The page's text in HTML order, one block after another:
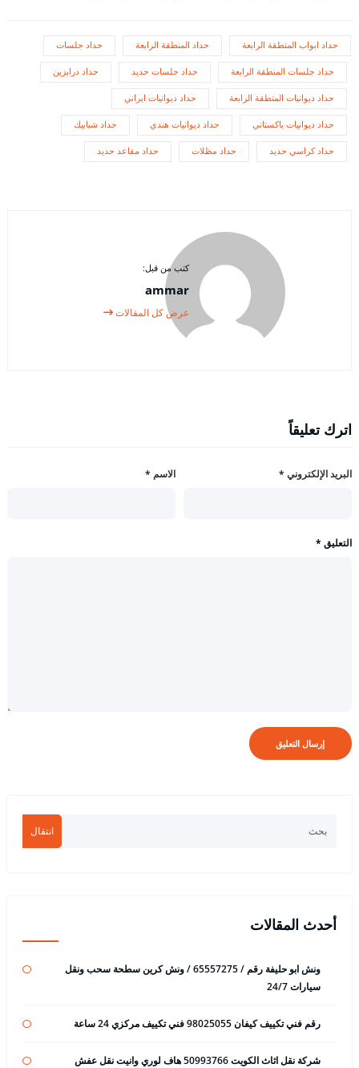
حداد ابواب المنطقة الرابعة حداد المنطقة الرابعة حداد جلسات
حداد جلسات المنطقة الرابعة حداد جلسات حديد حداد درابزين
حداد ديوانيات المنطقة الرابعة حداد ديوانيات ايراني
حداد ديوانيات باكستاني حداد ديوانيات هندي حداد شبابيك
حداد كراسي حديد حداد مظلات حداد مقاعد حديد
كتب من قبل:
ammar
عرض كل المقالات
اترك تعليقاً
الاسم * البريد الإلكتروني *
التعليق *
انتقال
أحدث المقالات
ونش ابو حليفة رقم / 65557275 / ونش كرين سطحة سحب ونقل
سيارات 24/7
رقم فني تكييف كيفان 98025055 فني تكييف مركزي 24 ساعة
شركة نقل اثاث الكويت 50993766 هاف لوري وانيت نقل عفش